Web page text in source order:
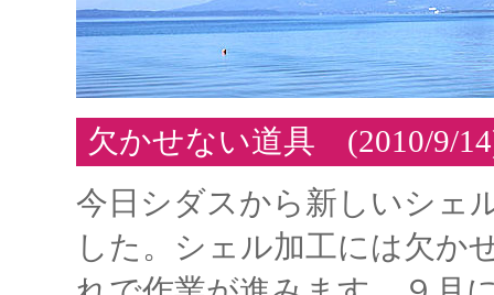
欠かせない道具 (2010/9/
今日シダスから新しいシェ
した。シェル加工には欠か